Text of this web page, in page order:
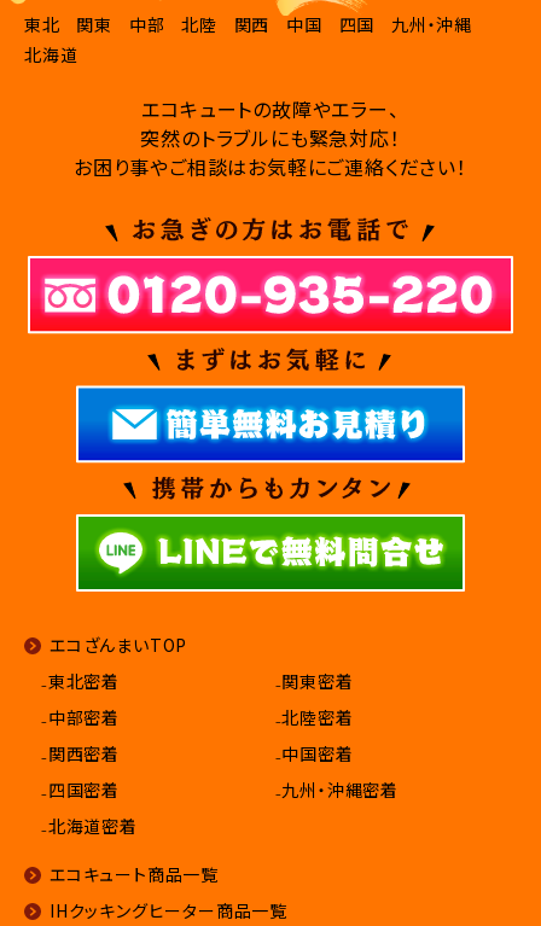
東北 関東 中部 北陸 関西 中国 四国
九州・沖縄
北海道
エコキュートの故障やエラー、
突然のトラブルにも緊急対応！
お困り事やご相談はお気軽にご連絡ください！
エコざんまいTOP
₋東北密着
₋関東密着
₋中部密着
₋北陸密着
₋関西密着
₋中国密着
₋四国密着
₋九州・沖縄密着
₋北海道密着
エコキュート商品一覧
IHクッキングヒーター商品一覧